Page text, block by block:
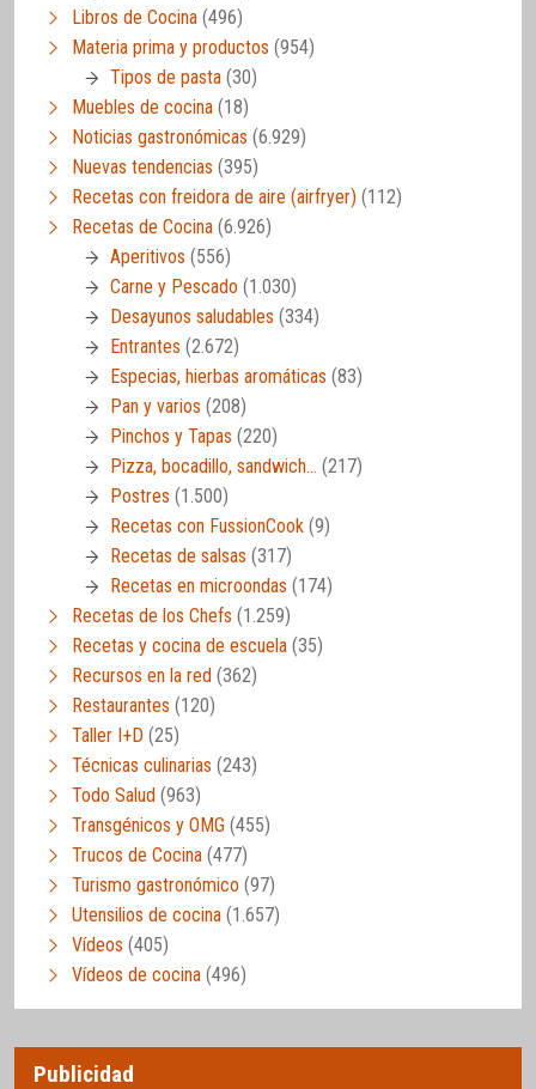
Libros de Cocina (496)
Materia prima y productos (954)
Tipos de pasta (30)
Muebles de cocina (18)
Noticias gastronómicas (6.929)
Nuevas tendencias (395)
Recetas con freidora de aire (airfryer) (112)
Recetas de Cocina (6.926)
Aperitivos (556)
Carne y Pescado (1.030)
Desayunos saludables (334)
Entrantes (2.672)
Especias, hierbas aromáticas (83)
Pan y varios (208)
Pinchos y Tapas (220)
Pizza, bocadillo, sandwich… (217)
Postres (1.500)
Recetas con FussionCook (9)
Recetas de salsas (317)
Recetas en microondas (174)
Recetas de los Chefs (1.259)
Recetas y cocina de escuela (35)
Recursos en la red (362)
Restaurantes (120)
Taller I+D (25)
Técnicas culinarias (243)
Todo Salud (963)
Transgénicos y OMG (455)
Trucos de Cocina (477)
Turismo gastronómico (97)
Utensilios de cocina (1.657)
Vídeos (405)
Vídeos de cocina (496)
Publicidad